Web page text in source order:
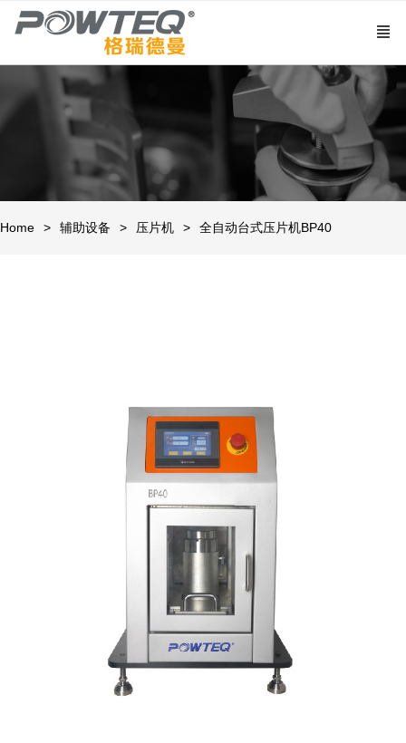
Home 辅助设备 压片机 全自动台式压片机BP40